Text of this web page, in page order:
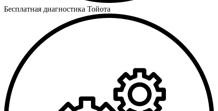
Бесплатная диагностика Тойота